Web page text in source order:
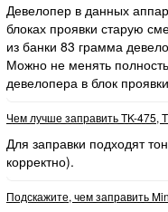
Девелопер в данных
блоках проявки старую
из банки 83 грамма
Можно не менять
девелопера в блок
Чем лучше заправить TK-475,
Для заправки подходят
корректно).
Подскажите, чем заправить